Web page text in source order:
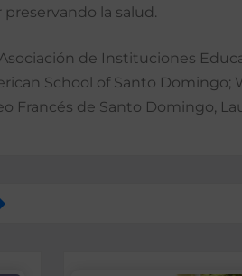
la salud.
de Instituciones
School of Santo
Francés de Santo Domingo,